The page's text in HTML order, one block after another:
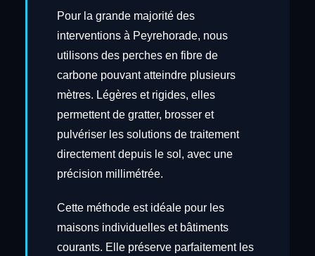
Pour la grande majorité des
interventions à Peyrehorade, nous
utilisons des perches en fibre de
carbone pouvant atteindre plusieurs
mètres. Légères et rigides, elles
permettent de gratter, brosser et
pulvériser les solutions de traitement
directement depuis le sol, avec une
précision millimétrée.
Cette méthode est idéale pour les
maisons individuelles et bâtiments
courants. Elle préserve parfaitement les